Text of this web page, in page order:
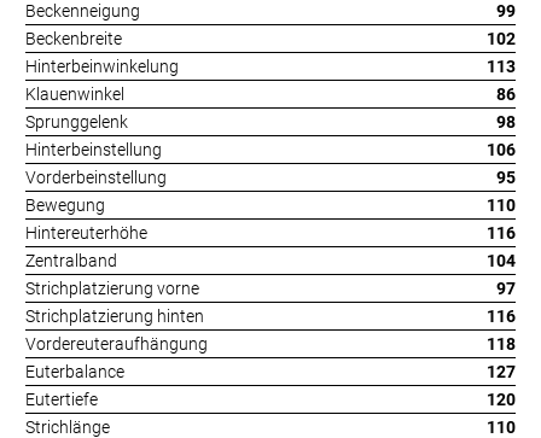
Beckenneigung
99
Beckenbreite
102
Hinterbeinwinkelung
113
Klauenwinkel
86
Sprunggelenk
98
Hinterbeinstellung
106
Vorderbeinstellung
95
Bewegung
110
Hintereuterhöhe
116
Zentralband
104
Strichplatzierung vorne
97
Strichplatzierung hinten
116
Vordereuteraufhängung
118
Euterbalance
127
Eutertiefe
120
Strichlänge
110